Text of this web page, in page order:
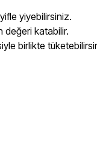
yiyebilirsiniz.
değeri katabilir.
birlikte